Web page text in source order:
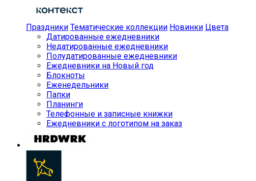
Праздники Тематические коллекции Новинки Цвета
Датированные ежедневники
Недатированные ежедневники
Полудатированные ежедневники
Ежедневники на Новый год
Блокноты
Еженедельники
Папки
Планинги
Телефонные и записные книжки
Ежедневники с логотипом на заказ